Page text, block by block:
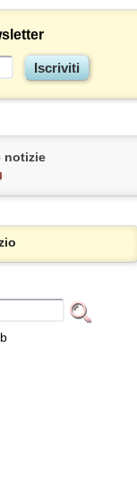
notizie